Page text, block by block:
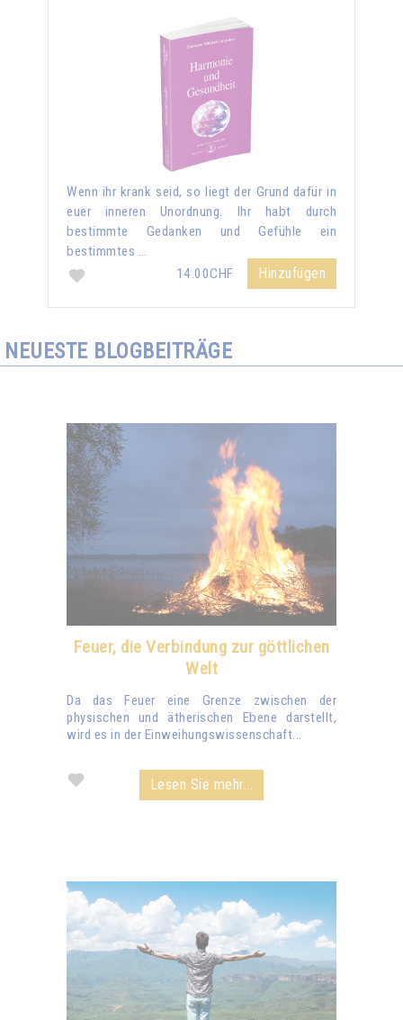
Wenn ihr krank seid, so liegt der Grund dafür in
euer inneren Unordnung. Ihr habt durch
bestimmte Gedanken und Gefühle ein
bestimmtes …
14.00CHF
Hinzufügen
NEUESTE BLOGBEITRÄGE
Feuer, die Verbindung zur göttlichen
Welt
Da das Feuer eine Grenze zwischen der
physischen und ätherischen Ebene darstellt,
wird es in der Einweihungswissenschaft...
Lesen Sie mehr...